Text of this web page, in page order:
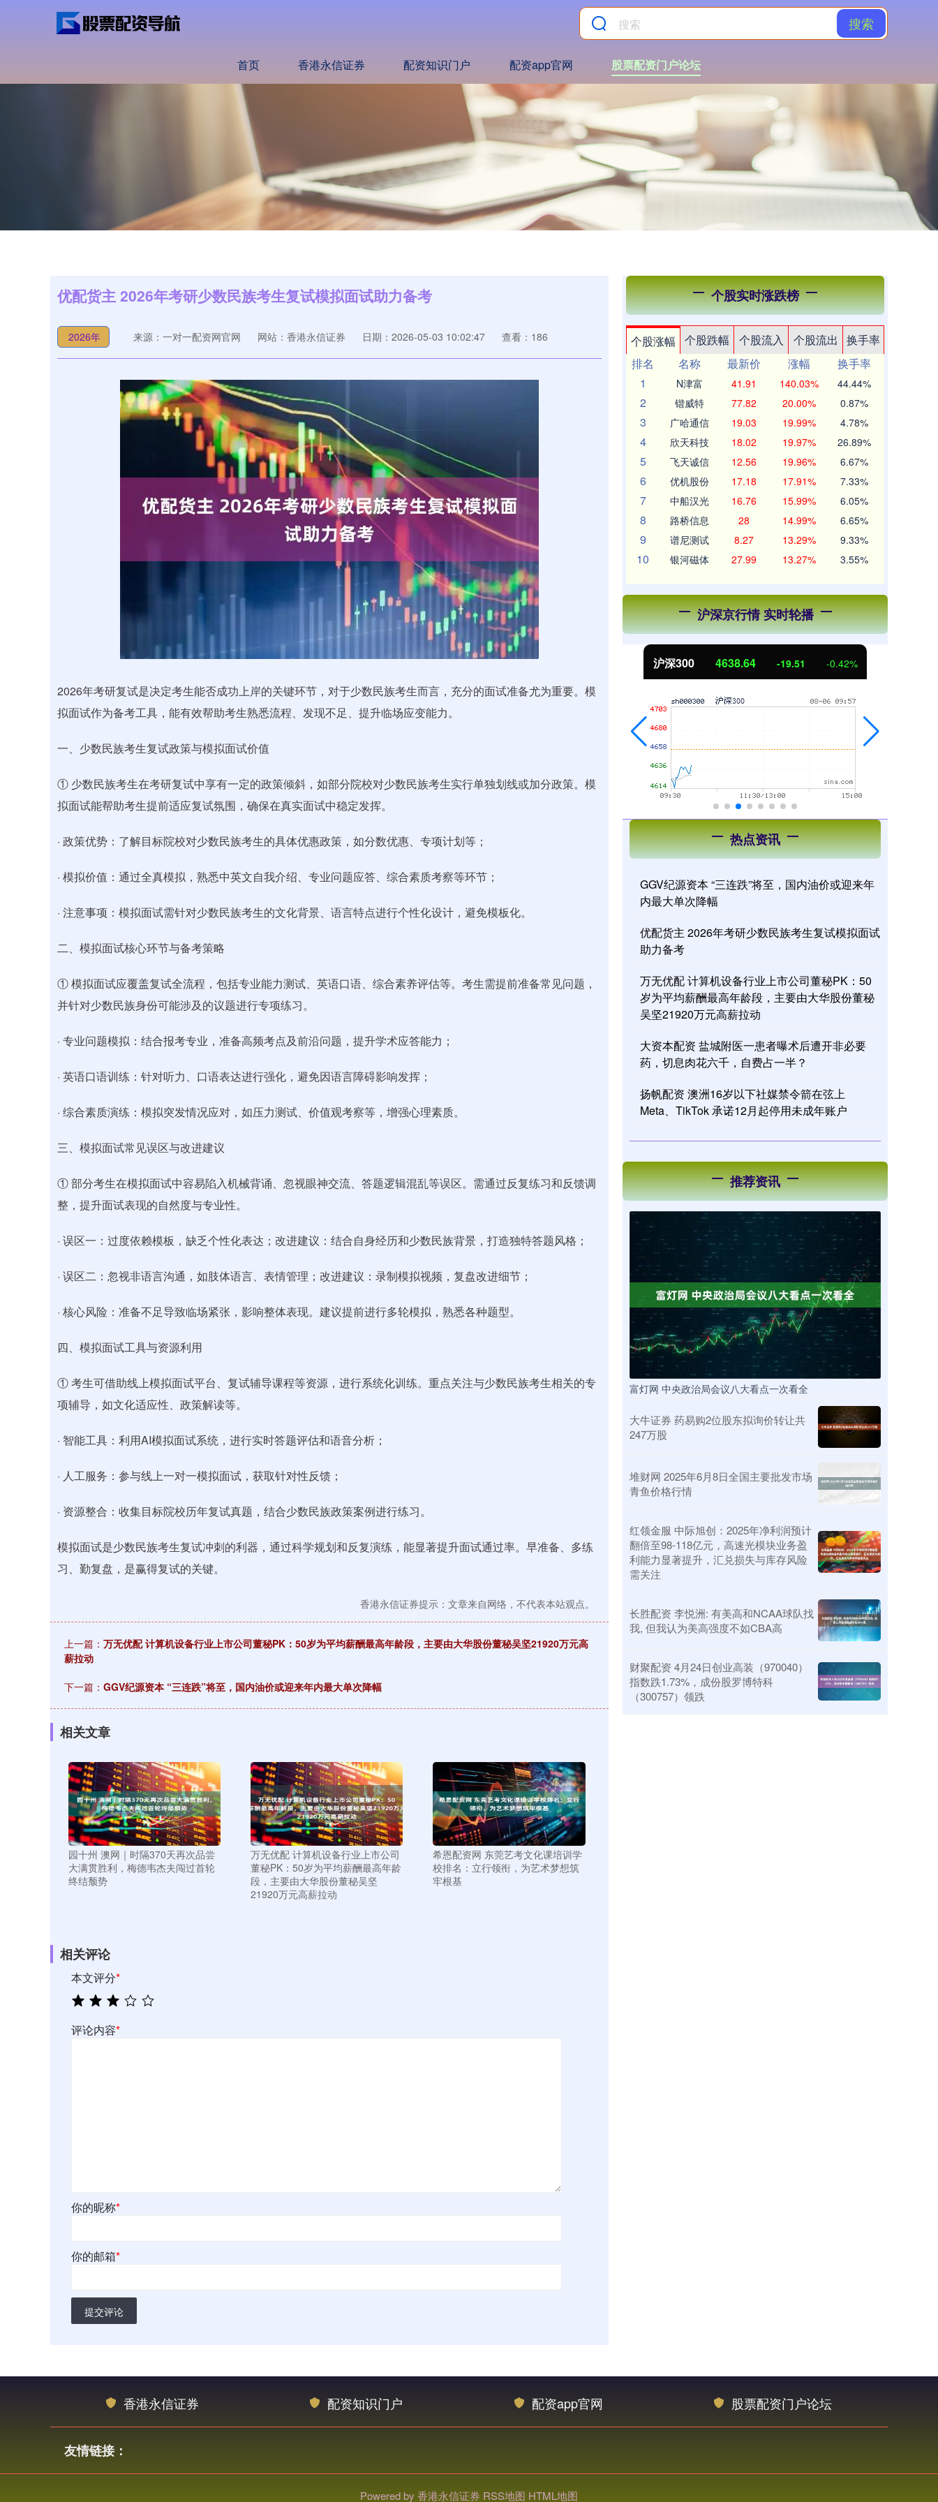
搜索
首页 香港永信证券 配资知识门户 配资app官网 股票配资门户论坛
优配货主 2026年考研少数民族考生复试模拟面试助力备考
2026年 来源：一对一配资网官网 网站：香港永信证券 日期：2026-05-03 10:02:47 查看：186
2026年考研复试是决定考生能否成功上岸的关键环节，对于少数民族考生而言，充分的面试准备尤为重要。模
拟面试作为备考工具，能有效帮助考生熟悉流程、发现不足、提升临场应变能力。
一、少数民族考生复试政策与模拟面试价值
① 少数民族考生在考研复试中享有一定的政策倾斜，如部分院校对少数民族考生实行单独划线或加分政策。模
拟面试能帮助考生提前适应复试氛围，确保在真实面试中稳定发挥。
· 政策优势：了解目标院校对少数民族考生的具体优惠政策，如分数优惠、专项计划等；
· 模拟价值：通过全真模拟，熟悉中英文自我介绍、专业问题应答、综合素质考察等环节；
· 注意事项：模拟面试需针对少数民族考生的文化背景、语言特点进行个性化设计，避免模板化。
二、模拟面试核心环节与备考策略
① 模拟面试应覆盖复试全流程，包括专业能力测试、英语口语、综合素养评估等。考生需提前准备常见问题，
并针对少数民族身份可能涉及的议题进行专项练习。
· 专业问题模拟：结合报考专业，准备高频考点及前沿问题，提升学术应答能力；
· 英语口语训练：针对听力、口语表达进行强化，避免因语言障碍影响发挥；
· 综合素质演练：模拟突发情况应对，如压力测试、价值观考察等，增强心理素质。
三、模拟面试常见误区与改进建议
① 部分考生在模拟面试中容易陷入机械背诵、忽视眼神交流、答题逻辑混乱等误区。需通过反复练习和反馈调
整，提升面试表现的自然度与专业性。
· 误区一：过度依赖模板，缺乏个性化表达；改进建议：结合自身经历和少数民族背景，打造独特答题风格；
· 误区二：忽视非语言沟通，如肢体语言、表情管理；改进建议：录制模拟视频，复盘改进细节；
· 核心风险：准备不足导致临场紧张，影响整体表现。建议提前进行多轮模拟，熟悉各种题型。
四、模拟面试工具与资源利用
① 考生可借助线上模拟面试平台、复试辅导课程等资源，进行系统化训练。重点关注与少数民族考生相关的专
项辅导，如文化适应性、政策解读等。
· 智能工具：利用AI模拟面试系统，进行实时答题评估和语音分析；
· 人工服务：参与线上一对一模拟面试，获取针对性反馈；
· 资源整合：收集目标院校历年复试真题，结合少数民族政策案例进行练习。
模拟面试是少数民族考生复试冲刺的利器，通过科学规划和反复演练，能显著提升面试通过率。早准备、多练
习、勤复盘，是赢得复试的关键。
香港永信证券提示：文章来自网络，不代表本站观点。
上一篇： 万无优配 计算机设备行业上市公司董秘PK：50岁为平均薪酬最高年龄段，主要由大华股份董秘吴坚21920万元高
薪拉动
下一篇： GGV纪源资本 “三连跌”将至，国内油价或迎来年内最大单次降幅
相关文章
园十州 澳网｜时隔370天再次品尝
大满贯胜利，梅德韦杰夫闯过首轮
终结颓势
万无优配 计算机设备行业上市公司
董秘PK：50岁为平均薪酬最高年龄
段，主要由大华股份董秘吴坚
21920万元高薪拉动
希恩配资网 东莞艺考文化课培训学
校排名：立行领衔，为艺术梦想筑
牢根基
相关评论
本文评分*
评论内容*
你的昵称*
你的邮箱*
提交评论
个股实时涨跌榜
个股涨幅 个股跌幅 个股流入 个股流出
换手率
排名
名称 最新价 涨幅
换手率
1
N津富 41.91 140.03% 44.44%
2 锴威特 77.82 20.00% 0.87%
3 广哈通信 19.03 19.99% 4.78%
4 欣天科技 18.02 19.97% 26.89%
5 飞天诚信 12.56 19.96% 6.67%
6 优机股份 17.18 17.91% 7.33%
7 中船汉光 16.76 15.99% 6.05%
8 路桥信息 28 14.99% 6.65%
9 谱尼测试 8.27 13.29% 9.33%
10 银河磁体 27.99 13.27% 3.55%
沪深京行情 实时轮播
深证成指 14082.77 -61.43 -0.43% 沪深300 4638.64 -19.51 北证50 1122.51 3.05 0.27%
热点资讯
GGV纪源资本 “三连跌”将至，国内油价或迎来年
内最大单次降幅
优配货主 2026年考研少数民族考生复试模拟面试
助力备考
万无优配 计算机设备行业上市公司董秘PK：50
岁为平均薪酬最高年龄段，主要由大华股份董秘
吴坚21920万元高薪拉动
大资本配资 盐城附医一患者曝术后遭开非必要
药，切息肉花六千，自费占一半？
扬帆配资 澳洲16岁以下社媒禁令箭在弦上
Meta、TikTok 承诺12月起停用未成年账户
推荐资讯
富灯网 中央政治局会议八大看点一次看全
大牛证券 药易购2位股东拟询价转让共
247万股
堆财网 2025年6月8日全国主要批发市场
青鱼价格行情
红领金服 中际旭创：2025年净利润预计
翻倍至98-118亿元，高速光模块业务盈
利能力显著提升，汇兑损失与库存风险
需关注
长胜配资 李悦洲: 有美高和NCAA球队找
我, 但我认为美高强度不如CBA高
财聚配资 4月24日创业高装（970040）
指数跌1.73%，成份股罗博特科
（300757）领跌
香港永信证券 配资知识门户 配资app官网 股票配资门户论坛
友情链接：
Powered by 香港永信证券 RSS地图 HTML地图